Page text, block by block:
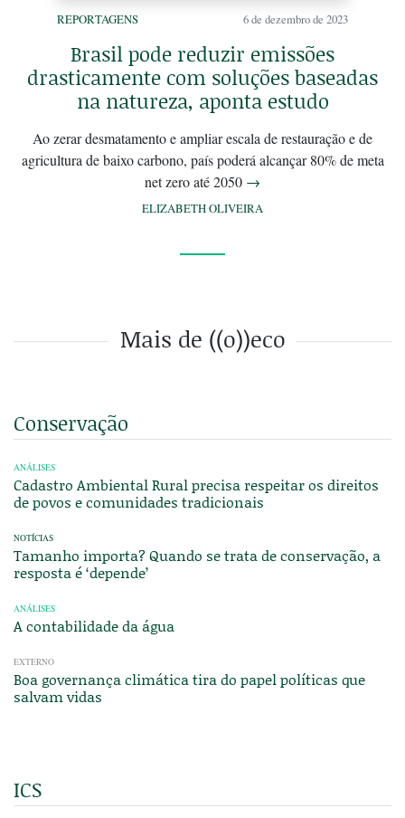
REPORTAGENS 6 de dezembro de 2023
Brasil pode reduzir emissões
drasticamente com soluções baseadas
na natureza, aponta estudo
Ao zerar desmatamento e ampliar escala de restauração e de
agricultura de baixo carbono, país poderá alcançar 80% de meta
net zero até 2050 →
ELIZABETH OLIVEIRA
Mais de ((o))eco
Conservação
ANÁLISES
Cadastro Ambiental Rural precisa respeitar os direitos
de povos e comunidades tradicionais
NOTÍCIAS
Tamanho importa? Quando se trata de conservação, a
resposta é ‘depende’
ANÁLISES
A contabilidade da água
EXTERNO
Boa governança climática tira do papel políticas que
salvam vidas
ICS